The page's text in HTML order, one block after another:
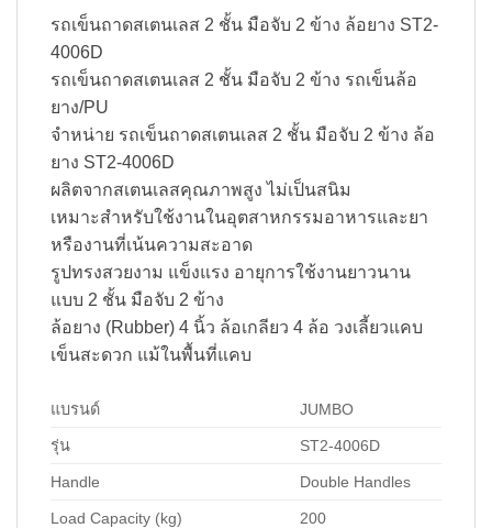
รถเข็นถาดสเตนเลส 2 ชั้น มือจับ 2 ข้าง ล้อยาง ST2-
4006D
รถเข็นถาดสเตนเลส 2 ชั้น มือจับ 2 ข้าง รถเข็นล้อ
ยาง/PU
จำหน่าย รถเข็นถาดสเตนเลส 2 ชั้น มือจับ 2 ข้าง ล้อ
ยาง ST2-4006D
ผลิตจากสเตนเลสคุณภาพสูง ไม่เป็นสนิม
เหมาะสำหรับใช้งานในอุตสาหกรรมอาหารและยา
หรืองานที่เน้นความสะอาด
รูปทรงสวยงาม แข็งแรง อายุการใช้งานยาวนาน
แบบ 2 ชั้น มือจับ 2 ข้าง
ล้อยาง (Rubber) 4 นิ้ว ล้อเกลียว 4 ล้อ วงเลี้ยวแคบ
เข็นสะดวก แม้ในพื้นที่แคบ
แบรนด์ JUMBO
รุ่น ST2-4006D
Handle Double Handles
Load Capacity (kg) 200